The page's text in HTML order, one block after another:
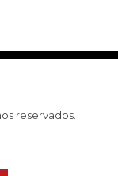
reservados.